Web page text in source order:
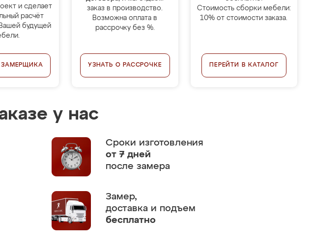
и сделает
расчёт
будущей
ЗАМЕРЩИКА
заказ в производство.
Возможна оплата в
рассрочку без %.
УЗНАТЬ О РАССРОЧКЕ
Стоимость сборки мебели:
10% от стоимости заказа.
ПЕРЕЙТИ В КАТАЛОГ
у нас
Сроки изготовления
от 7 дней
после замера
Замер,
доставка и подъем
бесплатно